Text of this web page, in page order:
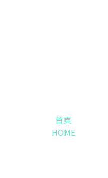
首頁
HOME